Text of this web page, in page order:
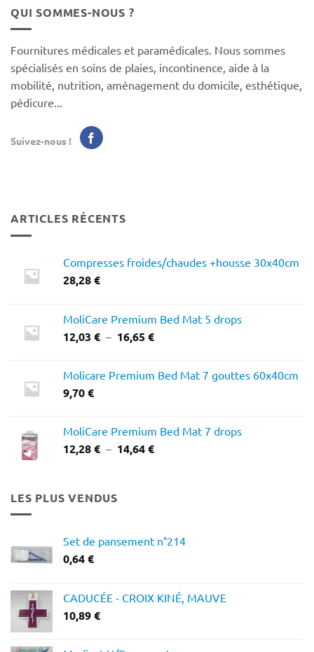
QUI SOMMES-NOUS ?
Fournitures médicales et paramédicales. Nous sommes
spécialisés en soins de plaies, incontinence, aide à la
mobilité, nutrition, aménagement du domicile, esthétique,
pédicure...
Suivez-nous !
ARTICLES RÉCENTS
Compresses froides/chaudes +housse 30x40cm
28,28€
MoliCare Premium Bed Mat 5 drops
12,03 € – 16,65€Plage
12,03 €
Molicare Premium Bed Mat 7 gouttes 60x40cm
9,70€
MoliCare Premium Bed Mat 7 drops
12,28€ – 14,64€Plage
LES PLUS VENDUS
Set de pansement n°214
0,64€
CADUCÉE - CROIX KINÉ, MAUVE
10,89€